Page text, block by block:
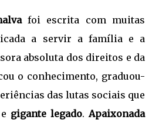
foi escrita com muitas
a servir a família e a
absoluta dos direitos e da
o conhecimento, graduou-
das lutas sociais que
gigante legado.Apaixonada